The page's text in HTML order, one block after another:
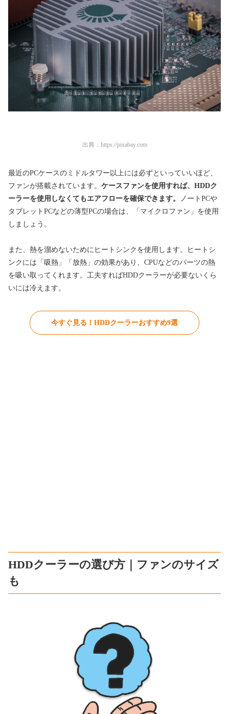
出典： https://pixabay.com
最近のPCケースのミドルタワー以上には必ずといっていいほど、
ファンが搭載されています。 ケースファンを使用すれば、HDDク
ーラーを使用しなくてもエアフローを確保できます。
ノートPCや
タブレットPCなどの薄型PCの場合は、「マイクロファン」を使用
しましょう。
また、熱を溜めないためにヒートシンクを使用します。ヒートシ
ンクには「吸熱」「放熱」の効果があり、CPUなどのパーツの熱
を吸い取ってくれます。工夫すればHDDクーラーが必要ないくら
いには冷えます。
今すぐ見る！HDDクーラーおすすめ9選
HDDクーラーの選び方｜ファンのサイズ
も